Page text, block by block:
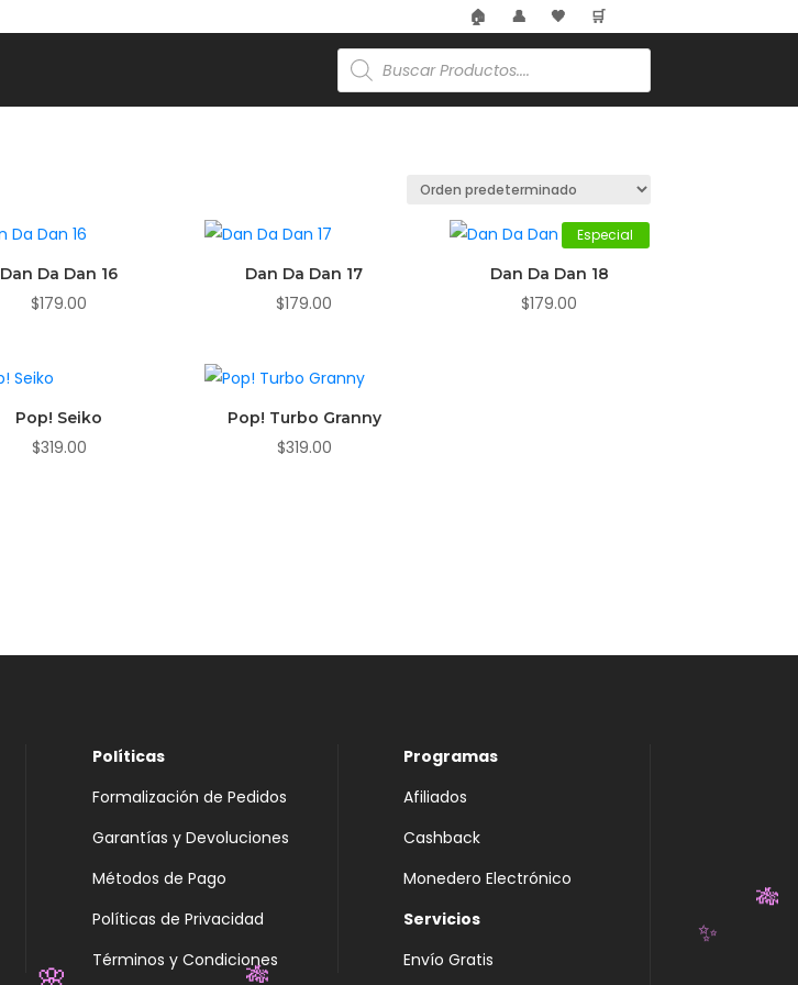
🏠 👤 🖤 🛒
Búsqueda
de
productos
Dan Da Dan 16
$179.00
Dan Da Dan 17
$179.00
Especial
Dan Da Dan 18
$179.00
Pop! Seiko
$319.00
Pop! Turbo Granny
$319.00
Políticas
Formalización de Pedidos
Garantías y Devoluciones
Métodos de Pago
Políticas de Privacidad
Términos y Condiciones
Programas
Afiliados
Cashback
Monedero Electrónico
Servicios
Envío Gratis